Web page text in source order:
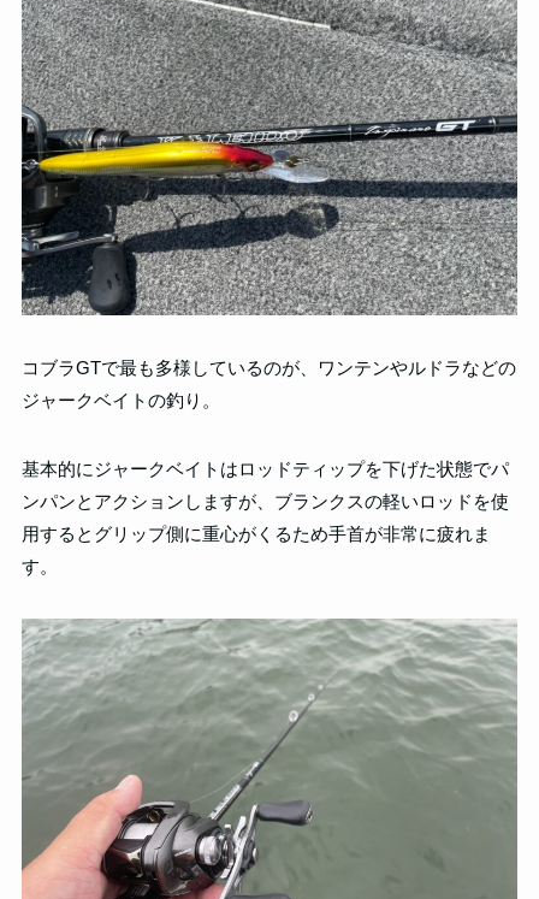
コブラGTで最も多様しているのが、ワンテンやルドラなどの
ジャークベイトの釣り。
基本的にジャークベイトはロッドティップを下げた状態でパ
ンパンとアクションしますが、ブランクスの軽いロッドを使
用するとグリップ側に重心がくるため手首が非常に疲れま
す。